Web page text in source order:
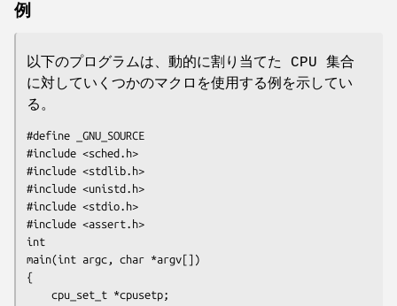
例
以下のプログラムは、動的に割り当てた CPU 集合
に対していくつかのマクロを使用する例を示してい
る。
#define _GNU_SOURCE
#include <sched.h>
#include <stdlib.h>
#include <unistd.h>
#include <stdio.h>
#include <assert.h>
int
main(int argc, char *argv[])
{